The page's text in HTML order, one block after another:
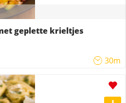
geplette krieltjes
30m